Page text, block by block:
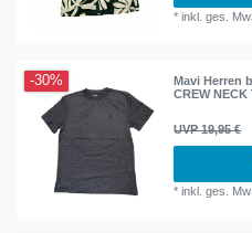
*inkl. ges.
-30%
Mavi Herren
CREW NECK
UVP 19,95 €
*inkl. ges.